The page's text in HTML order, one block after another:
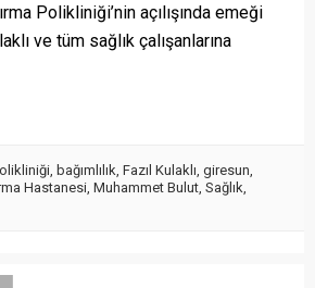
Polikliniği’nin açılışında emeği
ve tüm sağlık çalışanlarına
bağımlılık Fazıl Kulaklı giresun
Hastanesi Muhammet Bulut Sağlık